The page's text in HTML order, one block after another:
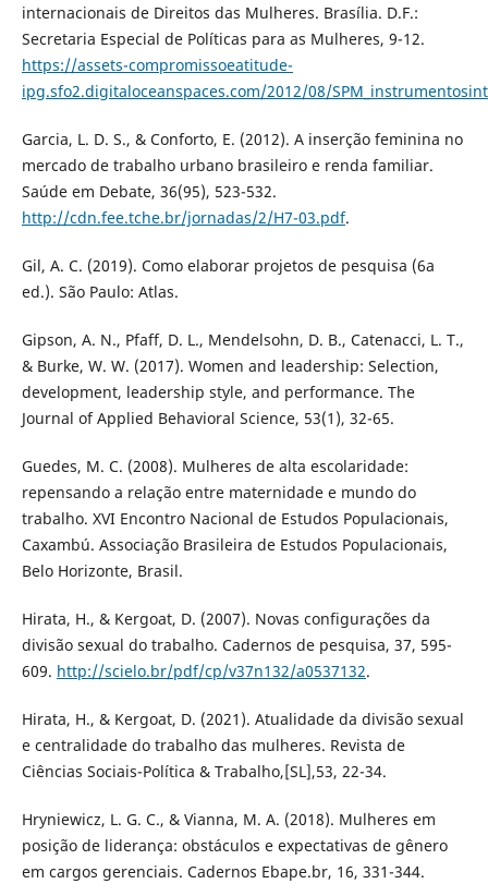
internacionais de Direitos das Mulheres. Brasília. D.F.:
Secretaria Especial de Políticas para as Mulheres, 9-12.
https://assets-compromissoeatitude-
ipg.sfo2.digitaloceanspaces.com/2012/08/
Garcia, L. D. S., & Conforto, E. (2012). A inserção feminina no
mercado de trabalho urbano brasileiro e renda familiar.
Saúde em Debate, 36(95), 523-532.
http://cdn.fee.tche.br/jornadas/2/H7-03.pdf.
Gil, A. C. (2019). Como elaborar projetos de pesquisa (6a
ed.). São Paulo: Atlas.
Gipson, A. N., Pfaff, D. L., Mendelsohn, D. B., Catenacci, L. T.,
& Burke, W. W. (2017). Women and leadership: Selection,
development, leadership style, and performance. The
Journal of Applied Behavioral Science, 53(1), 32-65.
Guedes, M. C. (2008). Mulheres de alta escolaridade:
repensando a relação entre maternidade e mundo do
trabalho. XVI Encontro Nacional de Estudos Populacionais,
Caxambú. Associação Brasileira de Estudos Populacionais,
Belo Horizonte, Brasil.
Hirata, H., & Kergoat, D. (2007). Novas configurações da
divisão sexual do trabalho. Cadernos de pesquisa, 37, 595-
609. http://scielo.br/pdf/cp/v37n132/a0537132.
Hirata, H., & Kergoat, D. (2021). Atualidade da divisão sexual
e centralidade do trabalho das mulheres. Revista de
Ciências Sociais-Política & Trabalho,[SL],53, 22-34.
Hryniewicz, L. G. C., & Vianna, M. A. (2018). Mulheres em
posição de liderança: obstáculos e expectativas de gênero
em cargos gerenciais. Cadernos Ebape.br, 16, 331-344.